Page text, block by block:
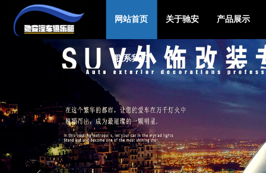
网站首页 关于驰安 产品展示
联系我们